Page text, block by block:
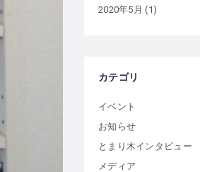
2020年5月 (1)
カテゴリ
イベント
お知らせ
とまり木インタビュー
メディア